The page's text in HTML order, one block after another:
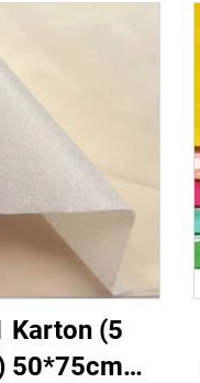
Karton (5
50*75cm